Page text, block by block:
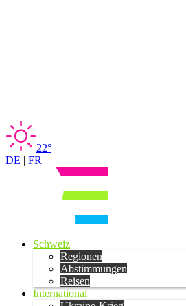
22°
DE | FR
Schweiz
Regionen
Abstimmungen
Reisen
International